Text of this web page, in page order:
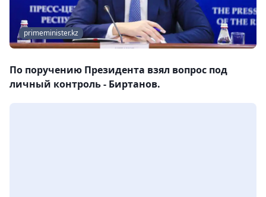
primeminister.kz
По поручению Президента взял вопрос под
личный контроль - Биртанов.